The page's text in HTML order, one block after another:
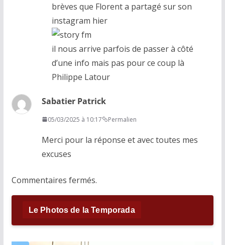
brèves que Florent a partagé sur son
instagram hier
il nous arrive parfois de passer à côté
d’une info mais pas pour ce coup là
Philippe Latour
Sabatier Patrick
05/03/2025 à 10:17 Permalien
Merci pour la réponse et avec toutes mes
excuses
Commentaires fermés.
Le Photos de la Temporada